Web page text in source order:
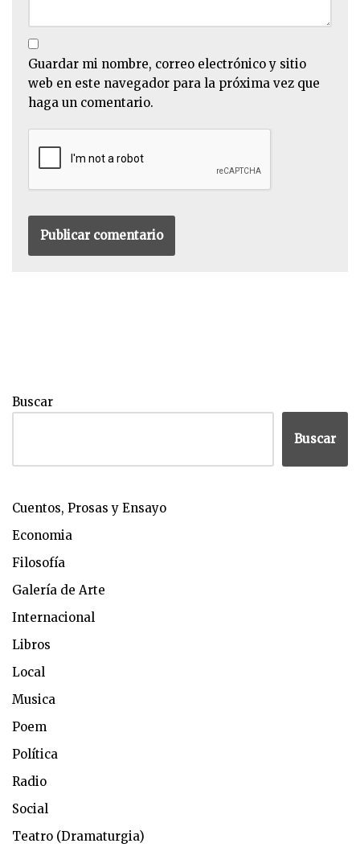
Guardar mi nombre, correo electrónico y sitio
web en este navegador para la próxima vez que
haga un comentario.
Buscar
Buscar
Cuentos, Prosas y Ensayo
Economia
Filosofía
Galería de Arte
Internacional
Libros
Local
Musica
Poem
Política
Radio
Social
Teatro (Dramaturgia)